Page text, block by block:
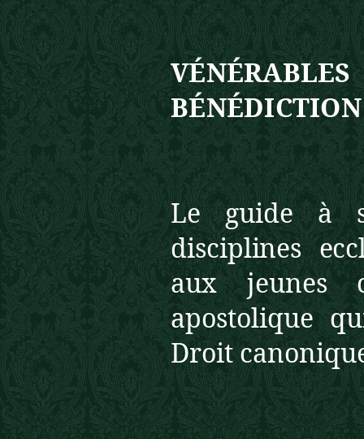
Le guide à
disciplines
aux jeunes
apostolique
Droit